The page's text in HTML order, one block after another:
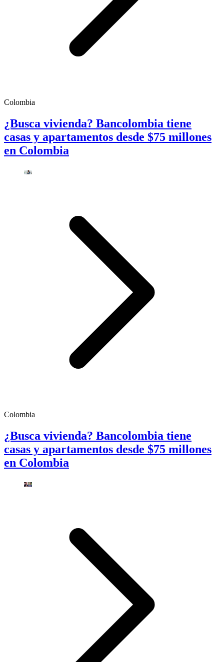
Colombia
¿Busca vivienda? Bancolombia tiene
casas y apartamentos desde $75 millones
en Colombia
Colombia
¿Busca vivienda? Bancolombia tiene
casas y apartamentos desde $75 millones
en Colombia